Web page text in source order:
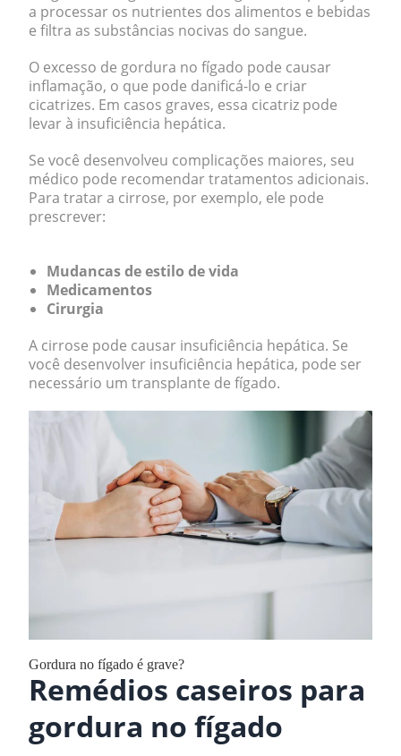
a processar os nutrientes dos alimentos e bebidas
e filtra as substâncias nocivas do sangue.
O excesso de gordura no fígado pode causar
inflamação, o que pode danificá-lo e criar
cicatrizes. Em casos graves, essa cicatriz pode
levar à insuficiência hepática.
Se você desenvolveu complicações maiores, seu
médico pode recomendar tratamentos adicionais.
Para tratar a cirrose, por exemplo, ele pode
prescrever:
Mudancas de estilo de vida
Medicamentos
Cirurgia
A cirrose pode causar insuficiência hepática. Se
você desenvolver insuficiência hepática, pode ser
necessário um transplante de fígado.
Gordura no fígado é grave?
Remédios caseiros para
gordura no fígado